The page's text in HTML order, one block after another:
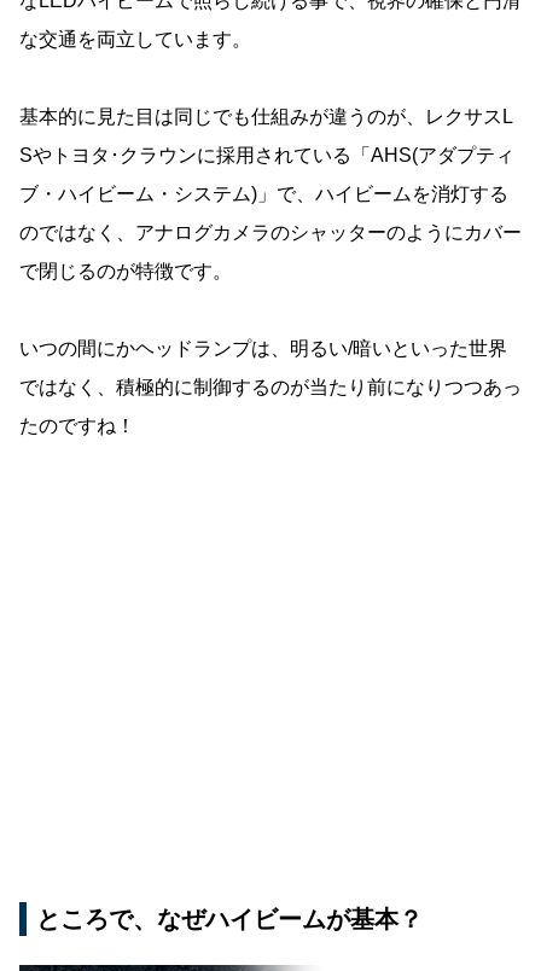
な交通を両立しています。
基本的に見た目は同じでも仕組みが違うのが、レクサスL
Sやトヨタ･クラウンに採用されている「AHS(アダプティ
ブ・ハイビーム・システム)」で、ハイビームを消灯する
のではなく、アナログカメラのシャッターのようにカバー
で閉じるのが特徴です。
いつの間にかヘッドランプは、明るい/暗いといった世界
ではなく、積極的に制御するのが当たり前になりつつあっ
たのですね！
ところで、なぜハイビームが基本？